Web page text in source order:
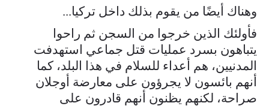
وهناك أيضًا من يقوم بذلك داخل تركيا...
فأولئك الذين خرجوا من السجن ثم راحوا
يتباهون بسرد عمليات قتل جماعي استهدفت
المدنيين، هم أعداء للسلام في هذا البلد، كما
أنهم بائسون لا يجرؤون على معارضة أوجلان
صراحة، لكنهم يظنون أنهم قادرون على